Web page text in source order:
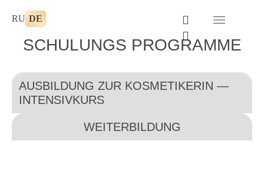
Inhalt
DE
RU
I
n
s
t
g
r
W
h
a
t
a
p
SCHULUNGS PROGRAMME
AUSBILDUNG ZUR KOSMETIKERIN —
INTENSIVKURS
WEITERBILDUNG